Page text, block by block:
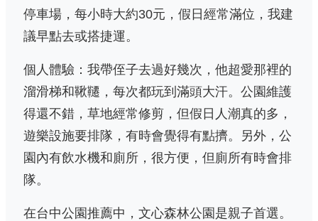
停車場，每小時大約30元，假日經常滿位，我建
議早點去或搭捷運。
個人體驗：我帶侄子去過好幾次，他超愛那裡的
溜滑梯和鞦韆，每次都玩到滿頭大汗。公園維護
得還不錯，草地經常修剪，但假日人潮真的多，
遊樂設施要排隊，有時會覺得有點擠。另外，公
園內有飲水機和廁所，很方便，但廁所有時會排
隊。
在台中公園推薦中，文心森林公園是親子首選。